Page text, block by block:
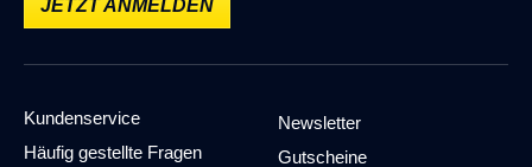
ALLE BEWERTUNGEN ANZEIGEN (4)
JETZT ANMELDEN
Kundenservice
Häufig gestellte Fragen
Newsletter
Gutscheine